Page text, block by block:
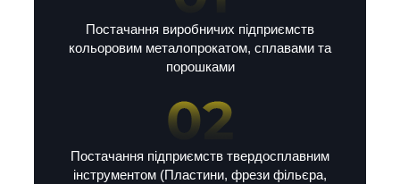
Постачання виробничих підприємств
кольоровим металопрокатом, сплавами та
порошками
Постачання підприємств твердосплавним
інструментом (Пластини, фрези фільєра,